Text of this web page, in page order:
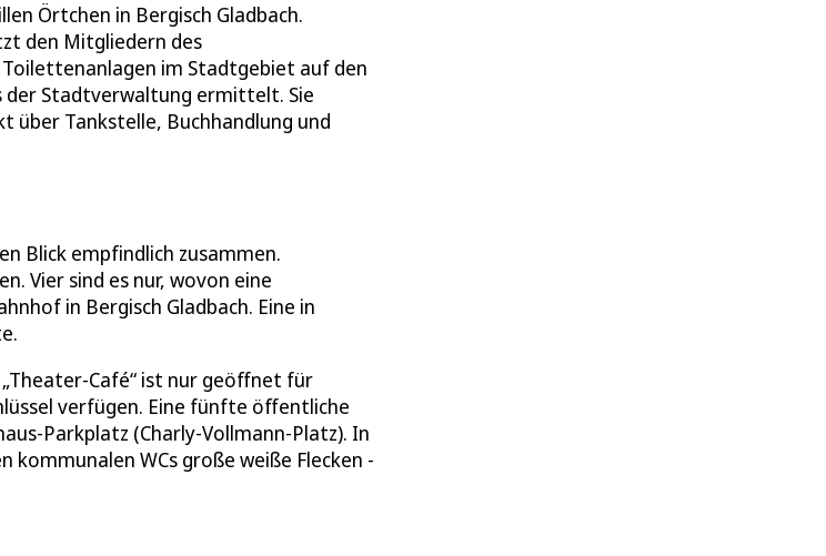
Örtchen in Bergisch Gladbach.
den Mitgliedern des
im Stadtgebiet auf den
der Stadtverwaltung ermittelt. Sie
über Tankstelle, Buchhandlung und
Blick empfindlich zusammen.
Vier sind es nur, wovon eine
in Bergisch Gladbach. Eine in
Café“ ist nur geöffnet für
verfügen. Eine fünfte öffentliche
Parkplatz (Charly-Vollmann-Platz). In
WCs große weiße Flecken -